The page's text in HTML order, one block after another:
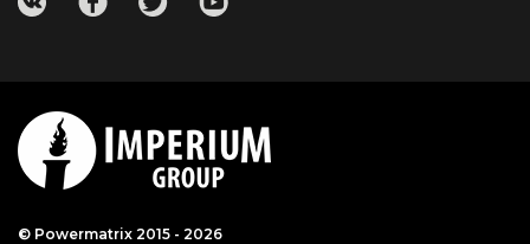
© Powermatrix 2015 - 2026